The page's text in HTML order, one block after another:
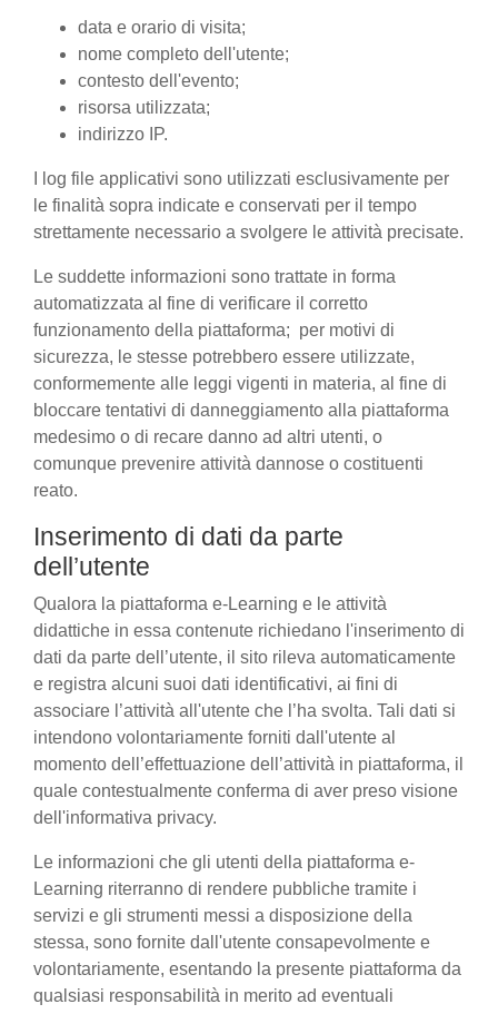
data e orario di visita;
nome completo dell'utente;
contesto dell'evento;
risorsa utilizzata;
indirizzo IP.
I log file applicativi sono utilizzati esclusivamente per
le finalità sopra indicate e conservati per il tempo
strettamente necessario a svolgere le attività precisate.
Le suddette informazioni sono trattate in forma
automatizzata al fine di verificare il corretto
funzionamento della piattaforma; per motivi di
sicurezza, le stesse potrebbero essere utilizzate,
conformemente alle leggi vigenti in materia, al fine di
bloccare tentativi di danneggiamento alla piattaforma
medesimo o di recare danno ad altri utenti, o
comunque prevenire attività dannose o costituenti
reato.
Inserimento di dati da parte
dell’utente
Qualora la piattaforma e-Learning e le attività
didattiche in essa contenute richiedano l'inserimento di
dati da parte dell’utente, il sito rileva automaticamente
e registra alcuni suoi dati identificativi, ai fini di
associare l’attività all'utente che l’ha svolta. Tali dati si
intendono volontariamente forniti dall'utente al
momento dell’effettuazione dell’attività in piattaforma, il
quale contestualmente conferma di aver preso visione
dell'informativa privacy.
Le informazioni che gli utenti della piattaforma e-
Learning riterranno di rendere pubbliche tramite i
servizi e gli strumenti messi a disposizione della
stessa, sono fornite dall'utente consapevolmente e
volontariamente, esentando la presente piattaforma da
qualsiasi responsabilità in merito ad eventuali